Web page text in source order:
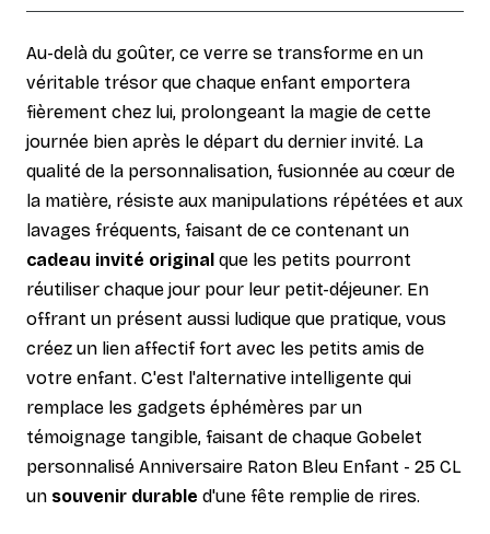
Au-delà du goûter, ce verre se transforme en un
véritable trésor que chaque enfant emportera
fièrement chez lui, prolongeant la magie de cette
journée bien après le départ du dernier invité. La
qualité de la personnalisation, fusionnée au cœur de
la matière, résiste aux manipulations répétées et aux
lavages fréquents, faisant de ce contenant un
cadeau invité original que les petits pourront
réutiliser chaque jour pour leur petit-déjeuner. En
offrant un présent aussi ludique que pratique, vous
créez un lien affectif fort avec les petits amis de
votre enfant. C'est l'alternative intelligente qui
remplace les gadgets éphémères par un
témoignage tangible, faisant de chaque Gobelet
personnalisé Anniversaire Raton Bleu Enfant - 25 CL
un souvenir durable d'une fête remplie de rires.